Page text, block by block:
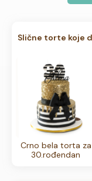
Slične torte koje
Crno bela torta za
30.rođendan